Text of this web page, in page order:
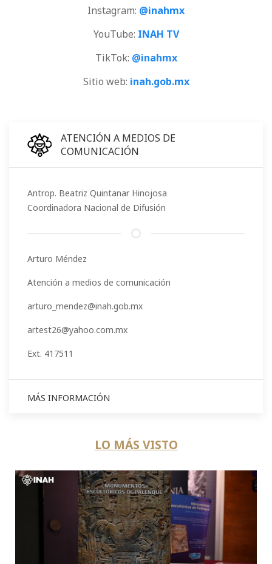
Instagram: @inahmx
YouTube: INAH TV
TikTok: @inahmx
Sitio web: inah.gob.mx
ATENCIÓN A MEDIOS DE
COMUNICACIÓN
Antrop. Beatriz Quintanar Hinojosa
Coordinadora Nacional de Difusión
Arturo Méndez
Atención a medios de comunicación
arturo_mendez@inah.gob.mx
artest26@yahoo.com.mx
Ext. 417511
MÁS INFORMACIÓN
LO MÁS VISTO